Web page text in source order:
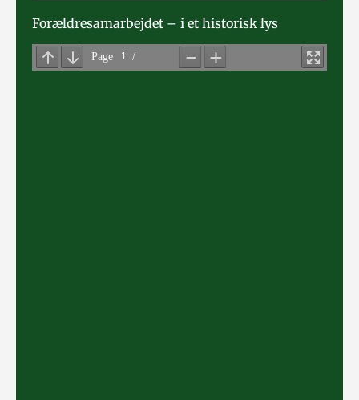
Forældresamarbejdet – i et historisk lys